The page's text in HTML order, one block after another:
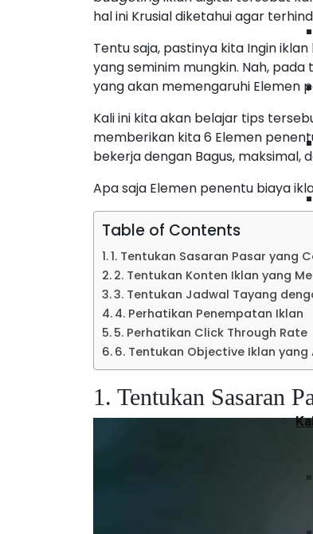
hal ini Krusial diketahui agar
Tentu saja, pastinya kita Ingin
yang seminim mungkin. Nah,
yang akan memengaruhi Elemen
Kali ini kita akan belajar tips
memberikan kita 6 Elemen
bekerja dengan Bagus, maksimal,
Apa saja Elemen penentu biaya
Table of Contents
1. Tentukan Sasaran Pasar yang
2. Tentukan Konten Iklan yang
3. Tentukan Jadwal Tayang
4. Perhatikan Penempatan Iklan
5. Perhatikan Click Through Rate
6. Tentukan Objective Iklan yang
1. Tentukan Sasaran